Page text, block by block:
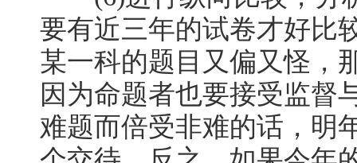
要有近三年的试卷才好比
某一科的题目又偏又怪，
因为命题者也要接受监督
难题而倍受非难的话，明